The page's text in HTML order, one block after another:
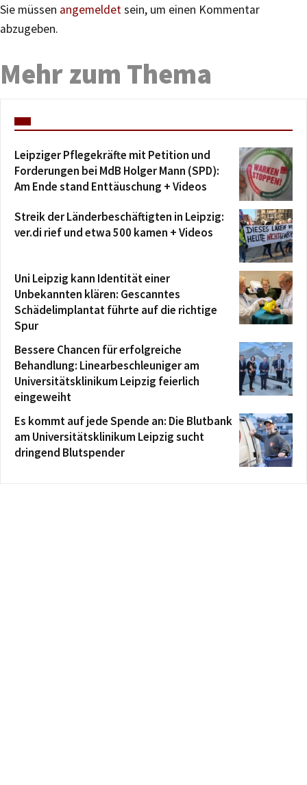
Sie müssen angemeldetsein, um einen Kommentar
abzugeben.
Mehr zum Thema
Leipziger Pflegekräfte mit Petition und
Forderungen bei MdB Holger Mann (SPD):
Am Ende stand Enttäuschung + Videos
Streik der Länderbeschäftigten in Leipzig:
ver.di rief und etwa 500 kamen + Videos
Uni Leipzig kann Identität einer
Unbekannten klären: Gescanntes
Schädelimplantat führte auf die richtige
Spur
Bessere Chancen für erfolgreiche
Behandlung: Linearbeschleuniger am
Universitätsklinikum Leipzig feierlich
eingeweiht
Es kommt auf jede Spende an: Die Blutbank
am Universitätsklinikum Leipzig sucht
dringend Blutspender